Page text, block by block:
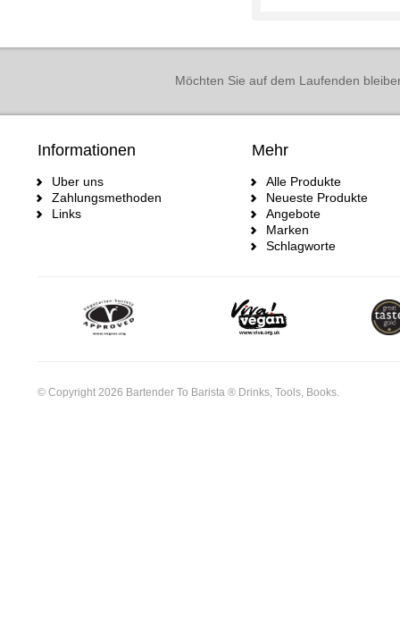
Möchten Sie auf dem Laufenden
Informationen
Uber uns
Zahlungsmethoden
Links
Mehr
Alle Produkte
Neueste Produkte
Angebote
Marken
Schlagworte
© Copyright 2026 Bartender To Barista ® Drinks, Tools, Books.